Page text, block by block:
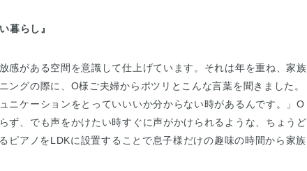
暮らし』
感がある空間を意識して仕上げています。それは年を重ね、家族
グの際に、O様ご夫婦からポツリとこんな言葉を聞きました。
ニケーションをとっていいいか分からない時があるんです。」O
ず、でも声をかけたい時すぐに声がかけられるような、ちょうど
ピアノをLDKに設置することで息子様だけの趣味の時間から家族